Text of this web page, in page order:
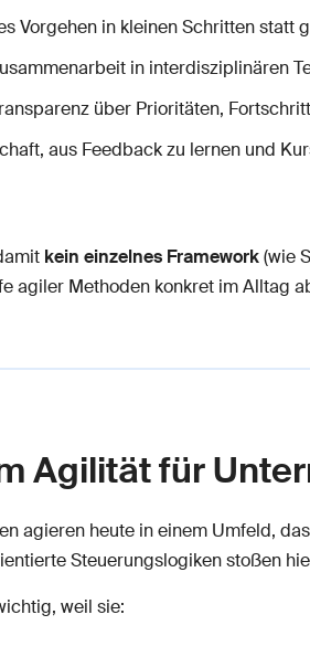
Vorgehen in kleinen Schritten statt
in interdisziplinären
über Prioritäten,
aus Feedback zu lernen und
kein einzelnes Framework(wie
agiler Methoden konkret im Alltag
Agilität für
agieren heute in einem Umfeld,
Steuerungslogiken stoßen
weil sie: